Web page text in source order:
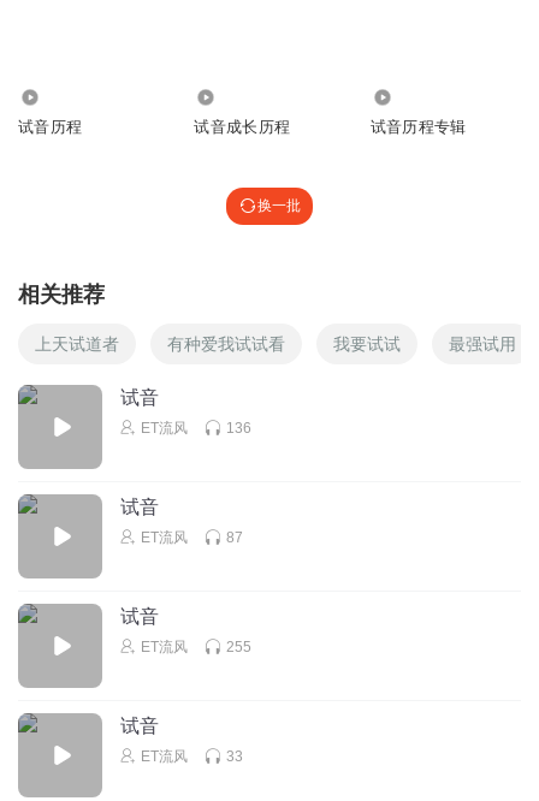
试音历程 试音成长历程 试音历程专辑
换一批
相关推荐
上天试道者 有种爱我试试看 我要试试 最强试用
试音
ET流风 136
试音
ET流风 87
试音
ET流风 255
试音
ET流风 33